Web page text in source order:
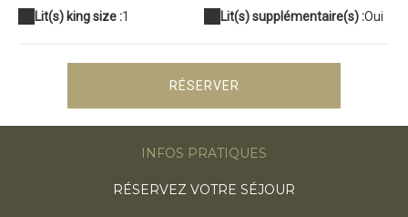
Lit(s) king size :1 Lit(s) supplémentaire(s) :Oui
RÉSERVER
INFOS PRATIQUES
RÉSERVEZ VOTRE SÉJOUR